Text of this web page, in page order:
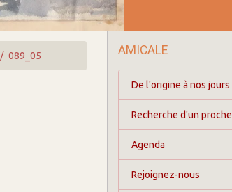
089_05 AMICALE
De l'origine à nos jours
Recherche d'un proche
Agenda
Rejoignez-nous